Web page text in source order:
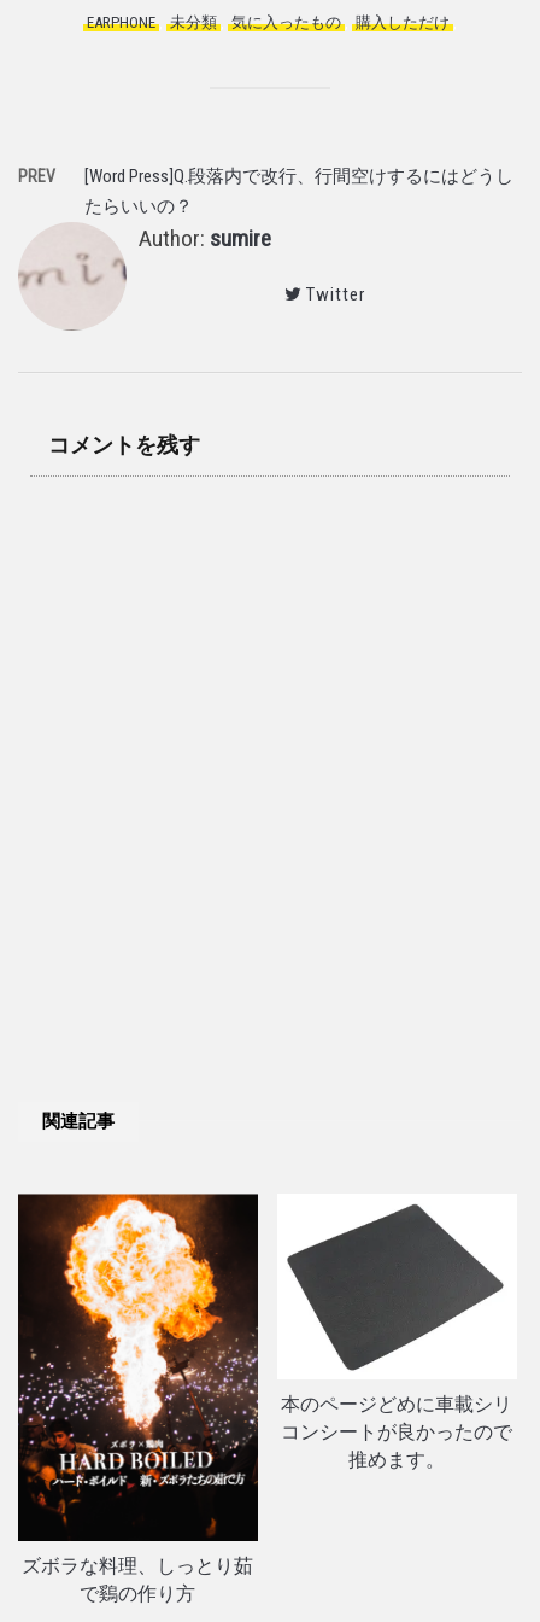
EARPHONE 未分類 気に入ったもの 購入しただけ
PREV
[Word Press]Q.段落内で改行、行間空けするにはどうし
たらいいの？
Author: sumire
Twitter
コメントを残す
関連記事
ズボラな料理、しっとり茹
で鷄の作り方
本のページどめに車載シリ
コンシートが良かったので
推めます。